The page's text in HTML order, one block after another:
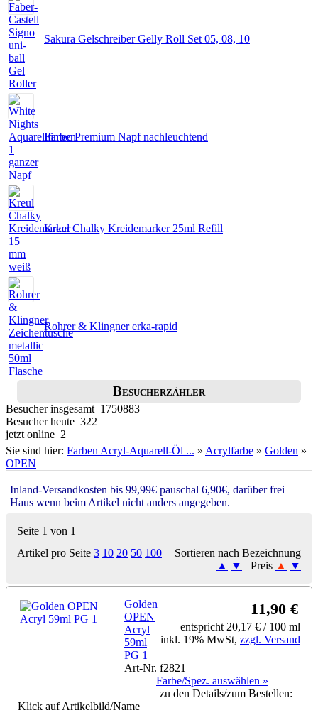
Sakura Gelschreiber Gelly Roll Set 05, 08, 10
Fintec Premium Napf nachleuchtend
Kreul Chalky Kreidemarker 25ml Refill
Rohrer & Klingner erka-rapid
Besucherzähler
Besucher insgesamt 1750883
Besucher heute 322
jetzt online 2
Sie sind hier: Farben Acryl-Aquarell-Öl ... » Acrylfarbe » Golden »
OPEN
Inland-Versandkosten bis 99,99€ pauschal 6,90€, darüber frei
Haus wenn beim Artikel nicht anders angegeben.
Seite 1 von 1
Artikel pro Seite 3 10 20 50 100
Sortieren nach Bezeichnung
▲
▼ Preis ▲ ▼
11,90 €
entspricht 20,17 € / 100 ml
inkl. 19% MwSt, zzgl. Versand
Golden
OPEN
Acryl
59ml
PG 1
Art-Nr. f2821
Farbe/Spez. auswählen »
zu den Details/zum Bestellen:
Klick auf Artikelbild/Name